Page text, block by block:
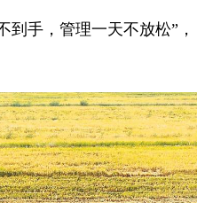
手，管理一天不放松”，